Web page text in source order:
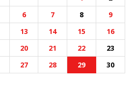
6 7 8
9
13 14 15
16
20 21 22
23
27 28 29
30